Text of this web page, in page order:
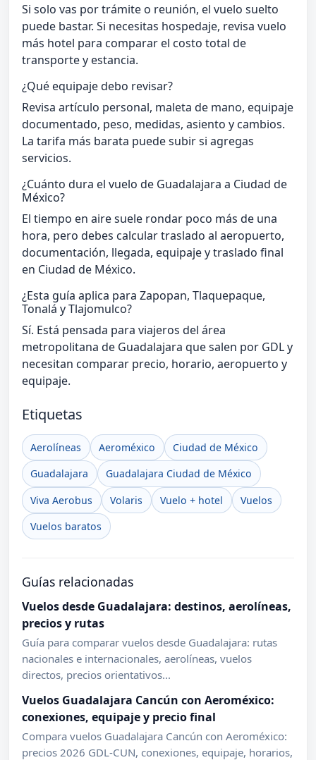
Si solo vas por trámite o reunión, el vuelo suelto
puede bastar. Si necesitas hospedaje, revisa vuelo
más hotel para comparar el costo total de
transporte y estancia.
¿Qué equipaje debo revisar?
Revisa artículo personal, maleta de mano, equipaje
documentado, peso, medidas, asiento y cambios.
La tarifa más barata puede subir si agregas
servicios.
¿Cuánto dura el vuelo de Guadalajara a Ciudad de
México?
El tiempo en aire suele rondar poco más de una
hora, pero debes calcular traslado al aeropuerto,
documentación, llegada, equipaje y traslado final
en Ciudad de México.
¿Esta guía aplica para Zapopan, Tlaquepaque,
Tonalá y Tlajomulco?
Sí. Está pensada para viajeros del área
metropolitana de Guadalajara que salen por GDL y
necesitan comparar precio, horario, aeropuerto y
equipaje.
Etiquetas
Aerolíneas Aeroméxico
Ciudad de México
Guadalajara
Guadalajara Ciudad de México
Viva Aerobus
Volaris Vuelo + hotel
Vuelos
Vuelos baratos
Guías relacionadas
Vuelos desde Guadalajara: destinos, aerolíneas,
precios y rutas
Guía para comparar vuelos desde Guadalajara: rutas
nacionales e internacionales, aerolíneas, vuelos
directos, precios orientativos...
Vuelos Guadalajara Cancún con Aeroméxico:
conexiones, equipaje y precio final
Compara vuelos Guadalajara Cancún con Aeroméxico:
precios 2026 GDL-CUN, conexiones, equipaje, horarios,